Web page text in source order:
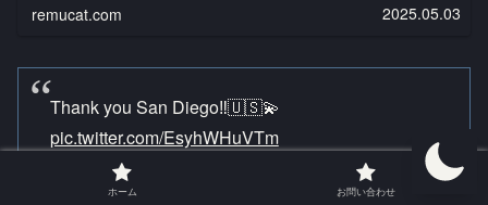
remucat.com 2025.05.03
Thank you San Diego‼︎🇺🇸💫
pic.twitter.com/EsyhWHuVTm
— Fujii Kaze Staff (@fujiikazestaff) August 14,
ホーム お問い合わせ